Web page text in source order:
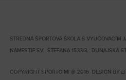
STREDNÁ ŠPORTOVÁ ŠKOLA S VYUČOVACÍM
NÁMESTIE SV. ŠTEFANA 1533/3, DUNAJSKÁ
COPYRIGHT SPORTGIMI @ 2016 DESIGN BY